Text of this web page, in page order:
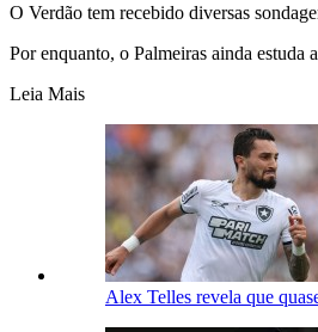
O Verdão tem recebido diversas
Por enquanto, o Palmeiras ainda
Leia Mais
Alex Telles revela que